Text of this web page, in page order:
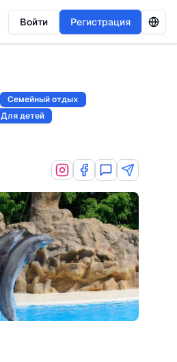
Войти Регистрация
Семейный отдых
Для детей